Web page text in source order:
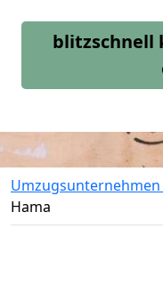
blitzschnell
Umzugsunternehmen
Hama